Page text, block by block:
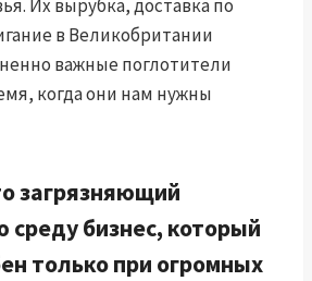
Их вырубка, доставка по
в Великобритании
важные поглотители
когда они нам нужны
загрязняющий
бизнес, который
только при огромных